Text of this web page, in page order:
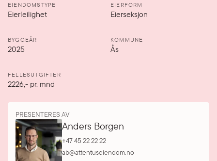
EIENDOMSTYPE
Eierleilighet
EIERFORM
Eierseksjon
BYGGEÅR
2025
KOMMUNE
Ås
FELLESUTGIFTER
2226,- pr. mnd
PRESENTERES AV
Anders Borgen
+47 45 22 22 22
ab@attentuseiendom.no